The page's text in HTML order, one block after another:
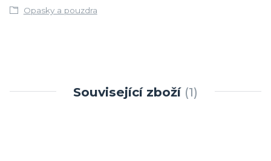
Opasky a pouzdra
Související zboží 1